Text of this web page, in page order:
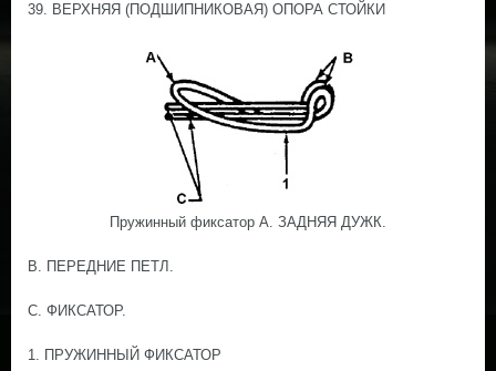
39. ВЕРХНЯЯ (ПОДШИПНИКОВАЯ) ОПОРА СТОЙКИ
Пружинный фиксатор А. ЗАДНЯЯ ДУЖК.
В. ПЕРЕДНИЕ ПЕТЛ.
С. ФИКСАТОР.
1. ПРУЖИННЫЙ ФИКСАТОР